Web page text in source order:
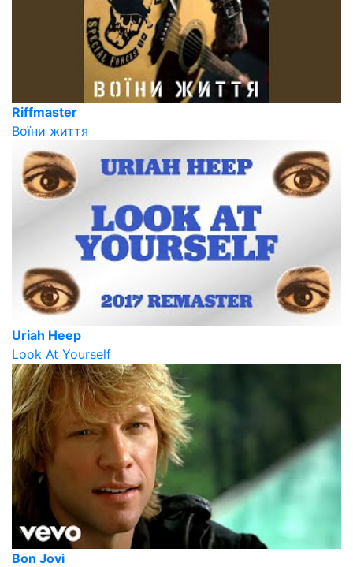
Riffmaster
Воїни життя
Uriah Heep
Look At Yourself
Bon Jovi